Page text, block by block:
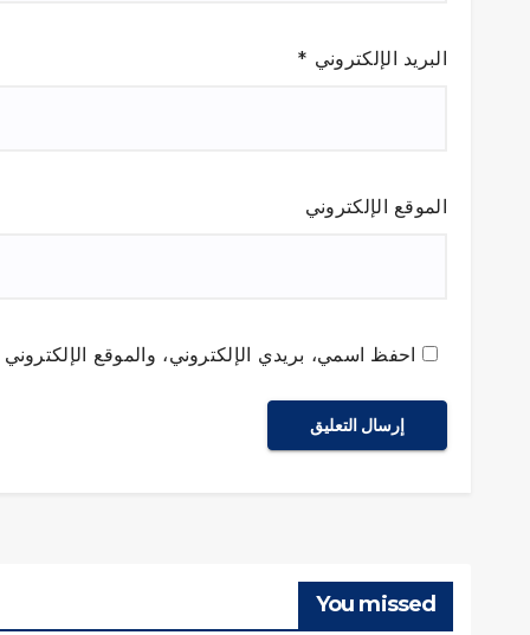
البريد الإلكتروني *
الموقع الإلكتروني
احفظ اسمي، بريدي الإلكتروني، والموقع
You missed